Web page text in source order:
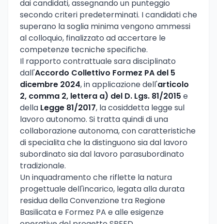
dai candidati, assegnando un punteggio
secondo criteri predeterminati. I candidati che
superano la soglia minima vengono ammessi
al colloquio, finalizzato ad accertare le
competenze tecniche specifiche.
Il rapporto contrattuale sara disciplinato
dall'Accordo Collettivo Formez PA del 5
dicembre 2024, in applicazione dell'articolo
2, comma 2, lettera a) del D. Lgs. 81/2015 e
della Legge 81/2017, la cosiddetta legge sul
lavoro autonomo. Si tratta quindi di una
collaborazione autonoma, con caratteristiche
di specialita che la distinguono sia dal lavoro
subordinato sia dal lavoro parasubordinato
tradizionale.
Un inquadramento che riflette la natura
progettuale dell'incarico, legata alla durata
residua della Convenzione tra Regione
Basilicata e Formez PA e alle esigenze